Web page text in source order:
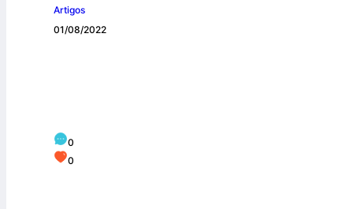
Artigos
01/08/2022
0
0